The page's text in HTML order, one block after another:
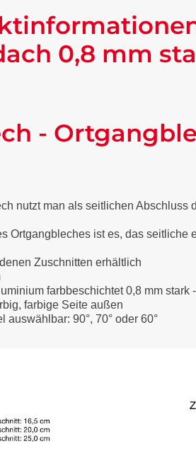
0,8 mm
-
nutzt man als seitlichen
Ortgangbleches ist es, das
Zuschnitten erhältlich
farbbeschichtet 0,8 mm
farbige Seite außen
auswählbar: 90°, 70° oder 60°